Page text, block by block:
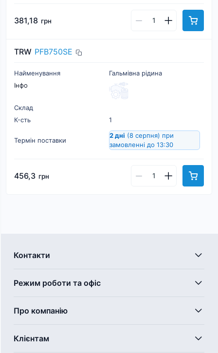
381,18 грн
TRW PFB750SE
Найменування
Гальмівна рідина
Інфо
Склад
К-cть
1
Термін поставки
2 дні (8 серпня) при
замовленні до 13:30
456,3 грн
Контакти
Режим роботи та офіс
Про компанію
Клієнтам